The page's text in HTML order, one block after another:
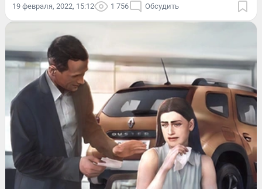
19 февраля, 2022, 15:12 1 756 Обсудить